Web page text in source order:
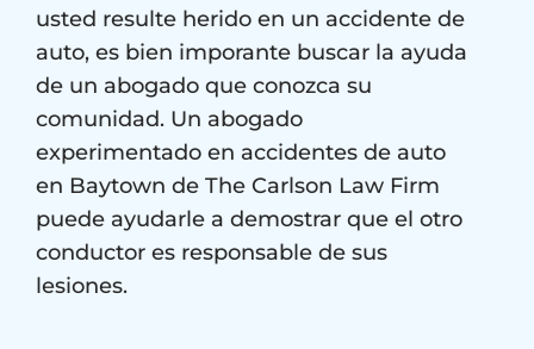
usted resulte herido en un accidente de
auto, es bien imporante buscar la ayuda
de un abogado que conozca su
comunidad. Un abogado
experimentado en accidentes de auto
en Baytown de The Carlson Law Firm
puede ayudarle a demostrar que el otro
conductor es responsable de sus
lesiones.